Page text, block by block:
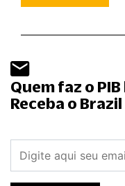
Quem faz o PIB
Receba o